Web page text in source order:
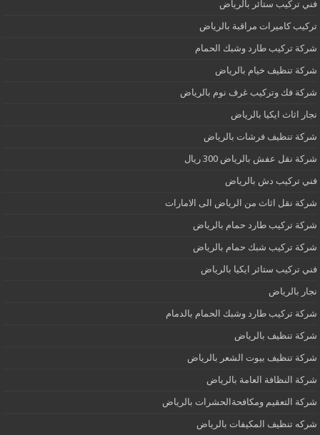
فني تركيب ستائر بالرياض
تركيب كاميرات مراقبة بالرياض
شركة تركيب طارد وشبك الحمام
شركة تنظيف خيام بالرياض
شركة فك وتركيب غرف نوم بالرياض
نجار اثاث ايكيا بالرياض
شركة تنظيف فرشات بالرياض
شركة نقل عفش بالرياض 300 ريال
فني تركيب دش بالرياض
شركة نقل اثاث من الرياض الى الامارات
شركة تركيب طارد حمام بالرياض
شركة تركيب شبك حمام بالرياض
فني تركيب ستائر ايكيا بالرياض
نجار بالرياض
شركة تركيب طارد وشبك الحمام بالدمام
شركة تنظيف بالرياض
شركة تنظيف بيوت الشعر بالرياض
شركة النظافة العامة بالرياض
شركة التعقيم ومكافحةالحشرات بالرياض
شركه تنظيف المكيفات بالرياض